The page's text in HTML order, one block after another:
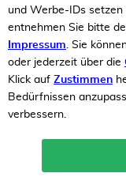
10%
mehr
und Werbe-IDs
entnehmen Sie bitte
Impressum. Sie
oder jederzeit über die
Klick auf Zustimmen
Bedürfnissen
verbessern.